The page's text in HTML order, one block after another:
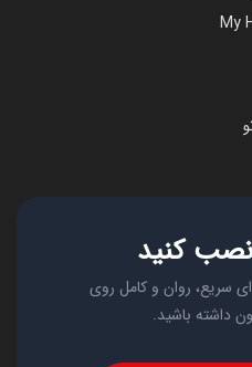
My
کنید
سریع، روان و کامل روی
داشته باشید.